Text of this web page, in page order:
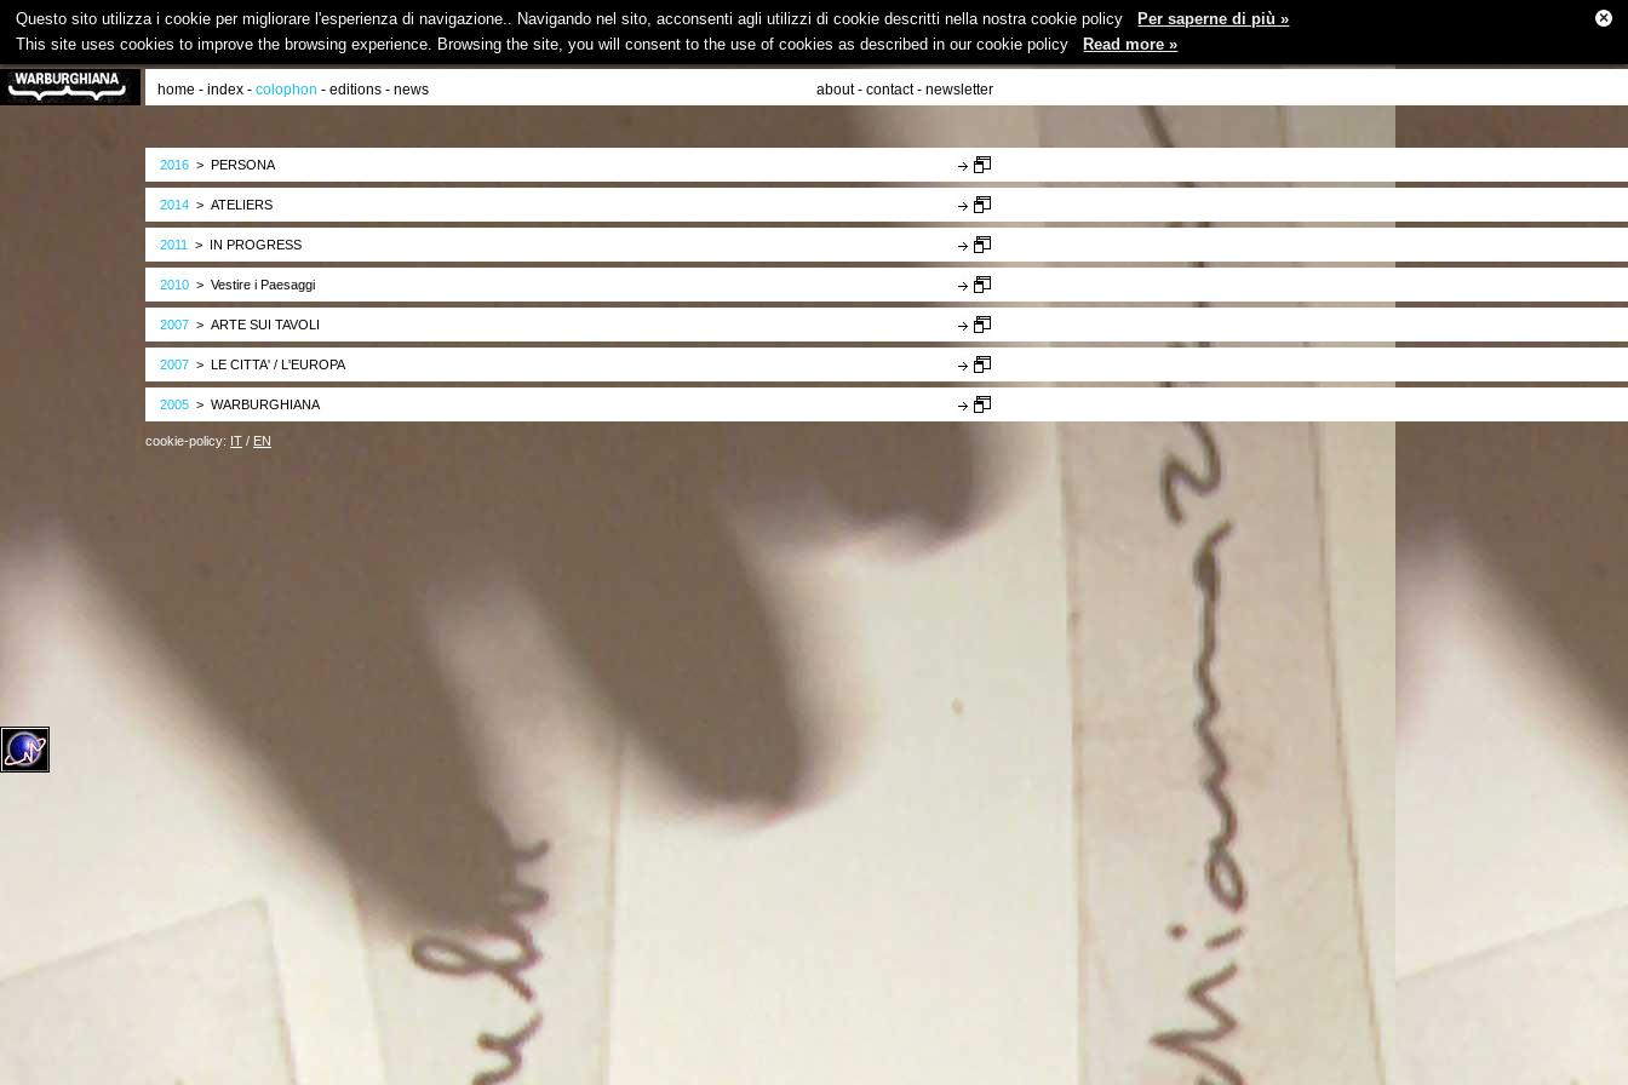
Questo sito utilizza i cookie per migliorare l'esperienza di navigazione.. Navigando nel sito, acconsenti agli utilizzi di cookie descritti nella nostra cookie policy
Per saperne di più »
This site uses cookies to improve the browsing experience. Browsing the site, you will consent to the use of cookies as described in our cookie policy
Read more »
×
home - index - colophon - editions - news about- contact- newsletter
2016 > PERSONA
2014 > ATELIERS
2011 > IN PROGRESS
2010 > Vestire i Paesaggi
2007 > ARTE SUI TAVOLI
2007 > LE CITTA' / L'EUROPA
2005 > WARBURGHIANA
cookie-policy: IT / EN